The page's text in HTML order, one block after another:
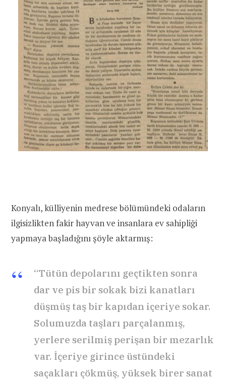
Konyalı, külliyenin medrese bölümündeki odaların
ilgisizlikten fakir hayvan ve insanlara ev sahipliği
yapmaya başladığını şöyle aktarmış:
“Tütün depolarını geçtikten sonra
dar ve pis bir sokak bizi kanatları
düşmüş taş bir kapıdan içeriye sokar.
Solumuzda taşları parçalanmış,
yerlere serilmiş perişan bir mezarlık
var. İçeriye girince üstündeki
saçakları çökmüş, yüksek birer sanat